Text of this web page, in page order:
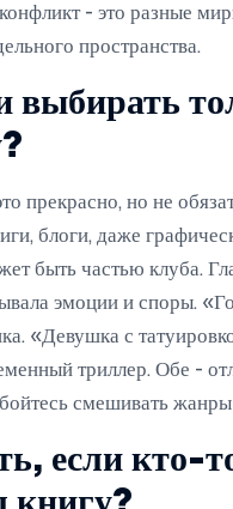
- это разные
пространства.
выбирать
прекрасно, но не
блоги, даже
быть частью клуба.
эмоции и споры.
«Девушка с
триллер. Обе -
смешивать жанры
если кто-